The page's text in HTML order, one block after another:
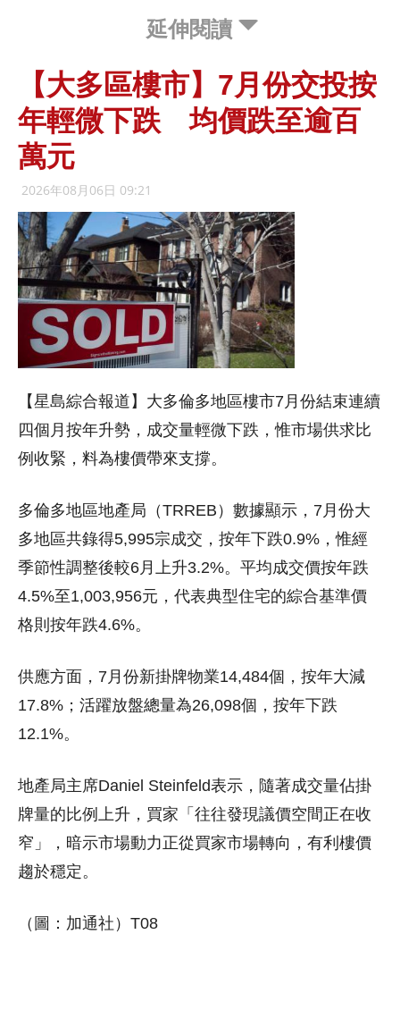
延伸閱讀
【大多區樓市】7月份交投按
年輕微下跌 均價跌至逾百
萬元
2026年08月06日 09:21
【星島綜合報道】大多倫多地區樓市7月份結束連續
四個月按年升勢，成交量輕微下跌，惟市場供求比
例收緊，料為樓價帶來支撐。
多倫多地區地產局（TRREB）數據顯示，7月份大
多地區共錄得5,995宗成交，按年下跌0.9%，惟經
季節性調整後較6月上升3.2%。平均成交價按年跌
4.5%至1,003,956元，代表典型住宅的綜合基準價
格則按年跌4.6%。
供應方面，7月份新掛牌物業14,484個，按年大減
17.8%；活躍放盤總量為26,098個，按年下跌
12.1%。
地產局主席Daniel Steinfeld表示，隨著成交量佔掛
牌量的比例上升，買家「往往發現議價空間正在收
窄」，暗示市場動力正從買家市場轉向，有利樓價
趨於穩定。
（圖：加通社）T08